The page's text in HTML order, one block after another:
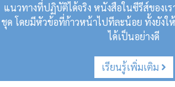
แนวทางที่ปฏิบัติได้จริง หนังสือในซีรีส์ของเ
ชุด โดยมีหัวข้อที่ก้าวหน้าไปทีละน้อย ทั้งยังใ
ได้เป็นอย่างดี
เรียนรู้เพิ่มเติม